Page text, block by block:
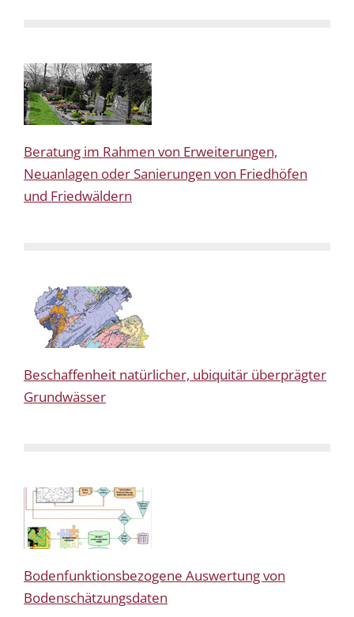
Beratung im Rahmen von Erweiterungen,
Neuanlagen oder Sanierungen von Friedhöfen
und Friedwäldern
Beschaffenheit natürlicher, ubiquitär überprägter
Grundwässer
Bodenfunktionsbezogene Auswertung von
Bodenschätzungsdaten